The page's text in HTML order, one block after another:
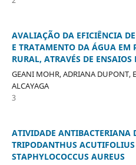
AVALIAÇÃO DA EFICIÊNCIA
E TRATAMENTO DA ÁGUA EM
RURAL, ATRAVÉS DE ENSAIOS
GEANI MOHR, ADRIANA DUPONT,
ALCAYAGA
3
ATIVIDADE ANTIBACTERIANA
TRIPODANTHUS ACUTIFOLIUS
STAPHYLOCOCCUS AUREUS